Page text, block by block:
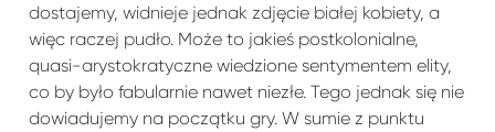
dostajemy, widnieje jednak zdjęcie białej kobiety, a
więc raczej pudło. Może to jakieś postkolonialne,
quasi-arystokratyczne wiedzione sentymentem elity,
co by było fabularnie nawet niezłe. Tego jednak się nie
dowiadujemy na początku gry. W sumie z punktu